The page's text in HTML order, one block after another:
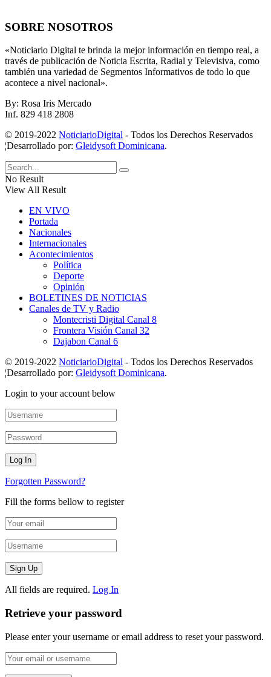
SOBRE NOSOTROS
«Noticiario Digital te brinda la mejor información en tiempo real, a
través de publicación de Noticia Escrita, Radial y Televisiva, como
también una variedad de Segmentos Informativos de todo lo que
acontece a nivel nacional».
By: Rosa Iris Mercado
Inf. 829 418 2808
© 2019-2022 NoticiarioDigital - Todos los Derechos Reservados
¦Desarrollado por: Gleidysoft Dominicana.
No Result
View All Result
EN VIVO
Portada
Nacionales
Internacionales
Acontecimientos
Política
Deporte
Opinión
BOLETINES DE NOTICIAS
Canales de TV y Radio
Montecristi Digital Canal 8
Frontera Visión Canal 32
Dajabon Canal 6
© 2019-2022 NoticiarioDigital - Todos los Derechos Reservados
¦Desarrollado por: Gleidysoft Dominicana.
Login to your account below
Forgotten Password?
Fill the forms bellow to register
All fields are required. Log In
Retrieve your password
Please enter your username or email address to reset your password.